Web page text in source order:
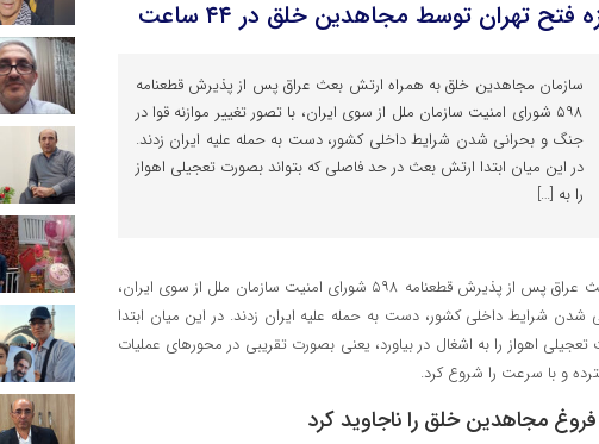
تهران توسط مجاهدین خلق در ۴۴ ساعت
سازمان مجاهدین خلق به همراه ارتش بعث عراق پس از پذیرش قطعنامه
۵۹۸ شورای امنیت سازمان ملل از سوی ایران، با تصور تغییر موازنه قوا در
جنگ و بحرانی شدن شرایط داخلی کشور، دست به حمله علیه ایران زدند.
در این میان ابتدا ارتش بعث در حد فاصلی که بتواند بصورت تعجیلی اهواز
را به […]
سازمان مجاهدین خلق به همراه ارتش بعث عراق پس از پذیرش قطعنامه ۵۹۸ شورای امنیت سازمان ملل از سوی ایران،
شدن شرایط داخلی کشور، دست به حمله علیه ایران زدند. در این میان ابتدا
اهواز را به اشغال در بیاورد، یعنی بصورت تقریبی در محورهای عملیات
و با سرعت را شروع کرد.